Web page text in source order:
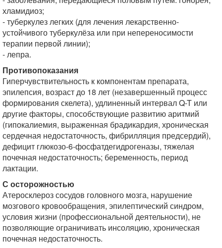
хламидиоз;
- туберкулез легких (для лечения лекарственно-
устойчивого туберкулёза или при непереносимости
терапии первой линии);
- лепра.
Противопоказания
Гиперчувствительность к компонентам препарата,
эпилепсия, возраст до 18 лет (незавершенный процесс
формирования скелета), удлиненный интервал Q-T или
другие факторы, способствующие развитию аритмий
(гипокалиемия, выраженная брадикардия, хроническая
сердечная недостаточность, фибрилляция предсердий),
дефицит глюкозо-6-фосфатдегидрогеназы, тяжелая
почечная недостаточность; беременность, период
лактации.
С осторожностью
Атеросклероз сосудов головного мозга, нарушение
мозгового кровообращения, эпилептический синдром,
условия жизни (профессиональной деятельности), не
позволяющие ограничивать инсоляцию, хроническая
почечная недостаточность.